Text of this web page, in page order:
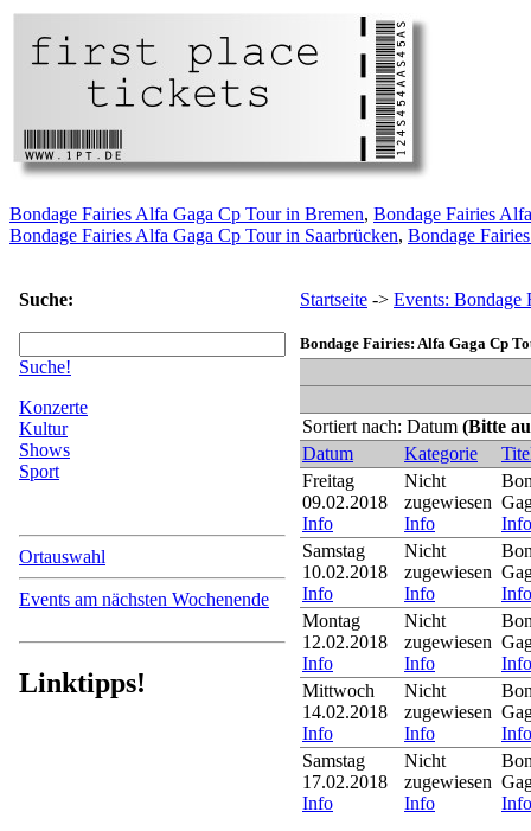
Bondage Fairies Alfa Gaga Cp Tour in Bremen, Bondage Fairies
Bondage Fairies Alfa Gaga Cp Tour in Saarbrücken, Bondage
Suche:
Suche!
Konzerte
Kultur
Shows
Sport
Ortauswahl
Events am nächsten Wochenende
Linktipps!
Startseite -> Events: Bondage
Bondage Fairies: Alfa Gaga Cp
Sortiert nach: Datum (Bitte
Datum
Kategorie
Freitag
09.02.2018
Info
Nicht
zugewiesen
Info
Info
Samstag
10.02.2018
Info
Nicht
zugewiesen
Info
Info
Montag
12.02.2018
Info
Nicht
zugewiesen
Info
Info
Mittwoch
14.02.2018
Info
Nicht
zugewiesen
Info
Info
Samstag
17.02.2018
Info
Nicht
zugewiesen
Info
Info